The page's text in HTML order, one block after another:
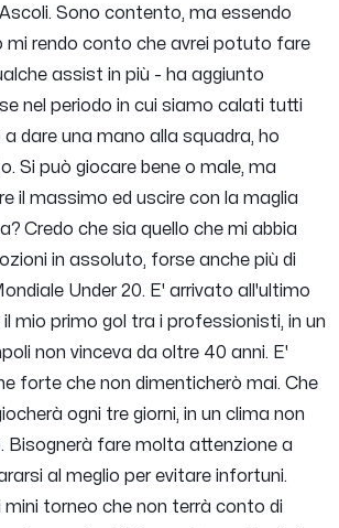
Sono contento, ma essendo
rendo conto che avrei potuto fare
assist in più - ha aggiunto
nel periodo in cui siamo calati tutti
dare una mano alla squadra, ho
Si può giocare bene o male, ma
il massimo ed uscire con la maglia
Credo che sia quello che mi abbia
in assoluto, forse anche più di
Under 20. E' arrivato all'ultimo
mio primo gol tra i professionisti, in un
non vinceva da oltre 40 anni. E'
forte che non dimenticherò mai. Che
ogni tre giorni, in un clima non
Bisognerà fare molta attenzione a
al meglio per evitare infortuni.
torneo che non terrà conto di